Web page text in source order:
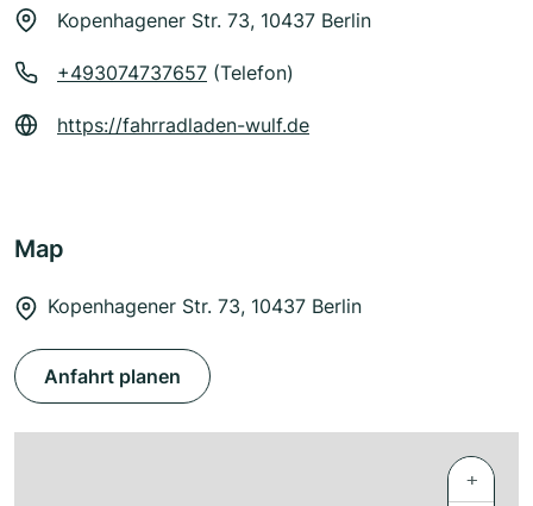
Kopenhagener Str. 73, 10437 Berlin
+493074737657 (Telefon)
https://fahrradladen-wulf.de
Map
Kopenhagener Str. 73, 10437 Berlin
Anfahrt planen
+